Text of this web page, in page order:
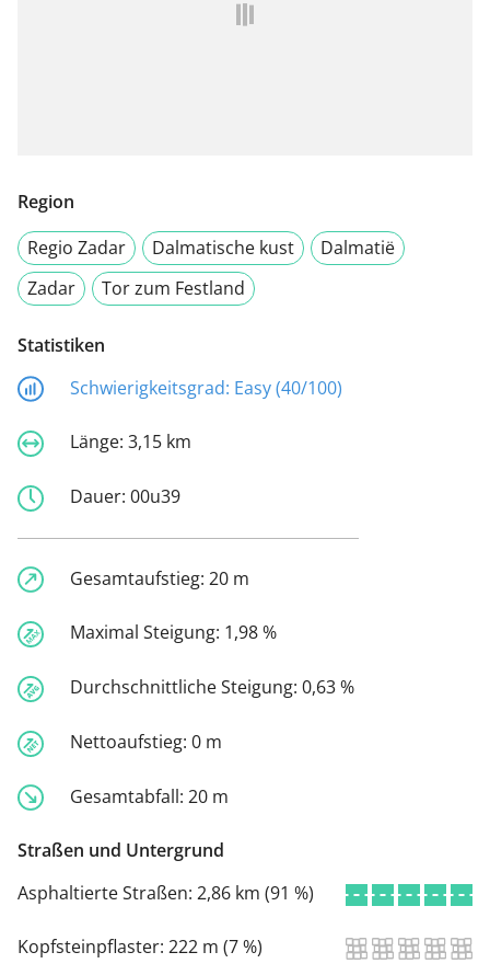
Region
Regio Zadar
Dalmatische kust
Dalmatië
Zadar
Tor zum Festland
Statistiken
Schwierigkeitsgrad: Easy (40/100)
Länge: 3,15 km
Dauer: 00u39
Gesamtaufstieg: 20 m
Maximal Steigung: 1,98 %
Durchschnittliche Steigung: 0,63 %
Nettoaufstieg: 0 m
Gesamtabfall: 20 m
Straßen und Untergrund
Asphaltierte Straßen: 2,86 km (91 %)
Kopfsteinpflaster: 222 m (7 %)